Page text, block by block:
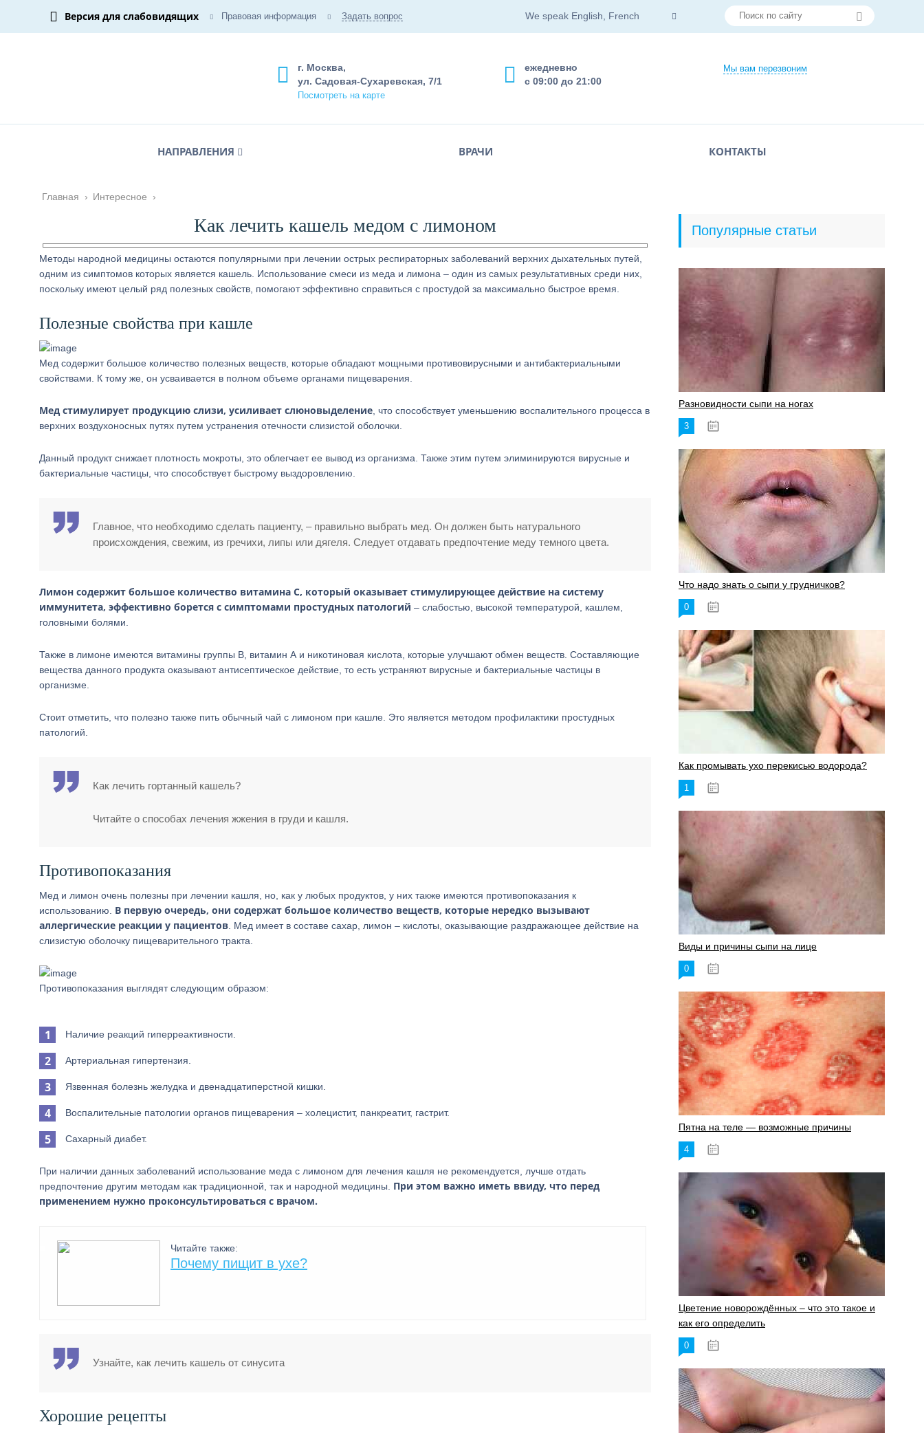
Версия для слабовидящих Правовая информация Задать вопрос We speak English, French
Мы вам перезвоним
ежедневно
с 09:00 до 21:00
г. Москва,
ул. Садовая-Сухаревская, 7/1
Посмотреть на карте
НАПРАВЛЕНИЯ ВРАЧИ КОНТАКТЫ
Главная › Интересное ›
Как лечить кашель медом с лимоном
Методы народной медицины остаются популярными при лечении острых респираторных заболеваний верхних дыхательных путей,
одним из симптомов которых является кашель. Использование смеси из меда и лимона – один из самых результативных среди них,
поскольку имеют целый ряд полезных свойств, помогают эффективно справиться с простудой за максимально быстрое время.
Полезные свойства при кашле
Мед содержит большое количество полезных веществ, которые обладают мощными противовирусными и антибактериальными
свойствами. К тому же, он усваивается в полном объеме органами пищеварения.
Мед стимулирует продукцию слизи, усиливает слюновыделение , что способствует уменьшению воспалительного процесса в
верхних воздухоносных путях путем устранения отечности слизистой оболочки.
Данный продукт снижает плотность мокроты, это облегчает ее вывод из организма. Также этим путем элиминируются вирусные и
бактериальные частицы, что способствует быстрому выздоровлению.
Главное, что необходимо сделать пациенту, – правильно выбрать мед. Он должен быть натурального
происхождения, свежим, из гречихи, липы или дягеля. Следует отдавать предпочтение меду темного цвета.
Лимон содержит большое количество витамина С, который оказывает стимулирующее действие на систему
иммунитета, эффективно борется с симптомами простудных патологий – слабостью, высокой температурой, кашлем,
головными болями.
Также в лимоне имеются витамины группы В, витамин А и никотиновая кислота, которые улучшают обмен веществ. Составляющие
вещества данного продукта оказывают антисептическое действие, то есть устраняют вирусные и бактериальные частицы в
организме.
Стоит отметить, что полезно также пить обычный чай с лимоном при кашле. Это является методом профилактики простудных
патологий.
Как лечить гортанный кашель?
Читайте о способах лечения жжения в груди и кашля.
Противопоказания
Мед и лимон очень полезны при лечении кашля, но, как у любых продуктов, у них также имеются противопоказания к
использованию. В первую очередь, они содержат большое количество веществ, которые нередко вызывают
аллергические реакции у пациентов . Мед имеет в составе сахар, лимон – кислоты, оказывающие раздражающее действие на
слизистую оболочку пищеварительного тракта.
Противопоказания выглядят следующим образом:
Наличие реакций гиперреактивности.
Артериальная гипертензия.
Язвенная болезнь желудка и двенадцатиперстной кишки.
Воспалительные патологии органов пищеварения – холецистит, панкреатит, гастрит.
Сахарный диабет.
При наличии данных заболеваний использование меда с лимоном для лечения кашля не рекомендуется, лучше отдать
предпочтение другим методам как традиционной, так и народной медицины. При этом важно иметь ввиду, что перед
применением нужно проконсультироваться с врачом.
Читайте также:
Почему пищит в ухе?
Узнайте, как лечить кашель от синусита
Хорошие рецепты
Популярные статьи
Разновидности сыпи на ногах
3
Что надо знать о сыпи у грудничков?
0
Как промывать ухо перекисью водорода?
1
Виды и причины сыпи на лице
0
Пятна на теле — возможные причины
4
Цветение новорождённых – что это такое и
как его определить
0